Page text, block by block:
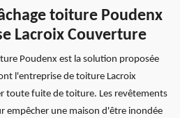
toiture Poudenx
Lacroix Couverture
Poudenx est la solution proposée
l'entreprise de toiture Lacroix
toute fuite de toiture. Les revêtements
empêcher une maison d'être inondée